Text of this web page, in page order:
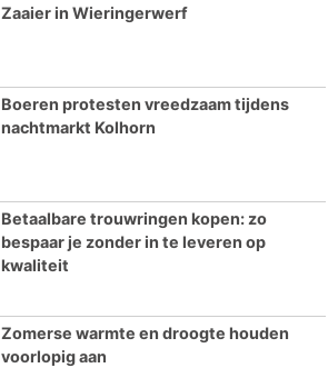
Zaaier in Wieringerwerf
Boeren protesten vreedzaam tijdens
nachtmarkt Kolhorn
Betaalbare trouwringen kopen: zo
bespaar je zonder in te leveren op
kwaliteit
Zomerse warmte en droogte houden
voorlopig aan